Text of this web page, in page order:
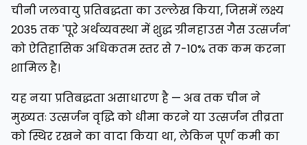
चीनी जलवायु प्रतिबद्धता का उल्लेख किया, जिसमें लक्ष्य
2035 तक 'पूरे अर्थव्यवस्था में शुद्ध ग्रीनहाउस गैस उत्सर्जन'
को ऐतिहासिक अधिकतम स्तर से 7-10% तक कम करना
शामिल है।
यह नया प्रतिबद्धता असाधारण है — अब तक चीन ने
मुख्यतः उत्सर्जन वृद्धि को धीमा करने या उत्सर्जन तीव्रता
को स्थिर रखने का वादा किया था, लेकिन पूर्ण कमी का